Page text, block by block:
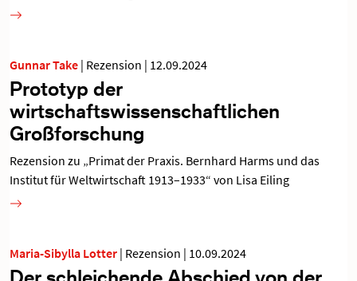
Gunnar Take | Rezension | 12.09.2024
Prototyp der
wirtschaftswissenschaftlichen
Großforschung
Rezension zu „Primat der Praxis. Bernhard Harms und das
Institut für Weltwirtschaft 1913–1933“ von Lisa Eiling
Maria-Sibylla Lotter | Rezension | 10.09.2024